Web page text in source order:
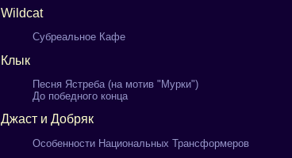
Wildcat
Субреальное Кафе
Клык
Песня Ястреба (на мотив "Мурки")
До победного конца
Джаст и Добряк
Особенности Национальных Трансформеров